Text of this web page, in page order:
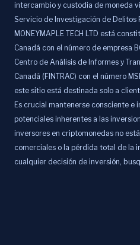
intercambio y custodia de moneda
Servicio de Investigación de Delitos
MONEYMAPLE TECH LTD está
Canadá con el número de empresa
Centro de Análisis de Informes y
Canadá (FINTRAC) con el número
este sitio está destinada solo a
Es crucial mantenerse consciente e
potenciales inherentes a las
inversores en criptomonedas no
comerciales o la pérdida total de la
cualquier decisión de inversión,